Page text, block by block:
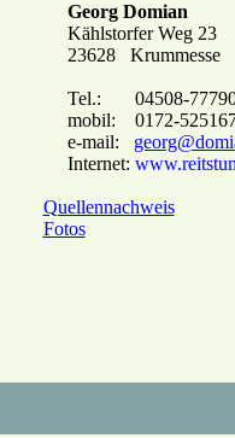
Georg Domian
Kählstorfer Weg 23
23628 Krummesse
Tel.: 04508-
mobil: 0172-
e-mail:
Internet:
Quellennachweis
Fotos